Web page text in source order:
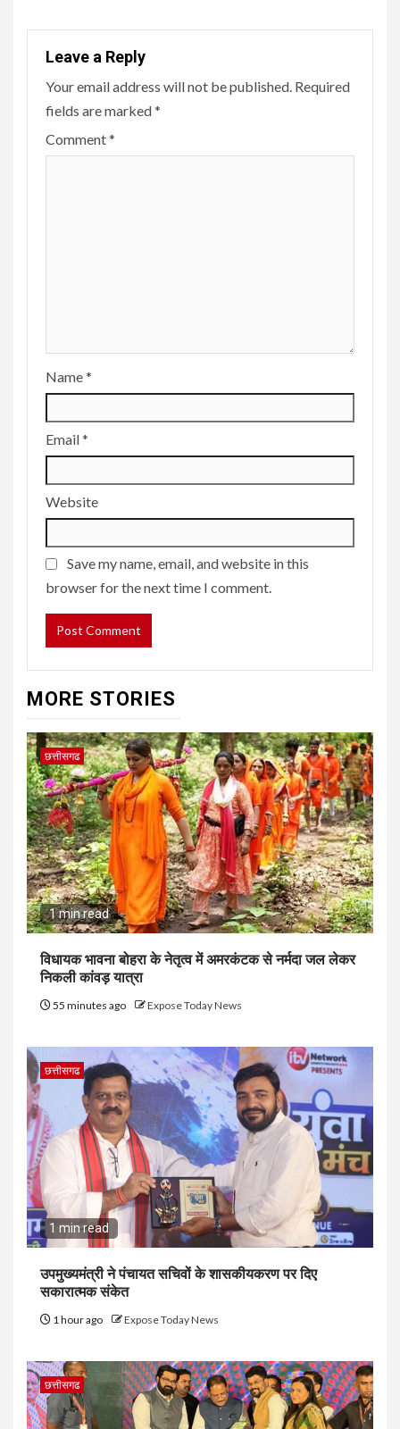
Leave a Reply
Your email address will not be published. Required
fields are marked*
Comment*
Name*
Email*
Website
Save my name, email, and website in this
browser for the next time I comment.
MORE STORIES
छत्तीसगढ
1 min read
विधायक भावना बोहरा के नेतृत्व में अमरकंटक से नर्मदा जल लेकर
निकली कांवड़ यात्रा
55 minutes ago Expose Today News
छत्तीसगढ
1 min read
उपमुख्यमंत्री ने पंचायत सचिवों के शासकीयकरण पर दिए
सकारात्मक संकेत
1 hour ago Expose Today News
छत्तीसगढ